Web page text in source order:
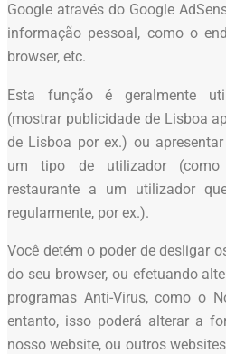
Google através do Google
informação pessoal, como o
browser, etc.
Esta função é geralmente
(mostrar publicidade de Lisboa
de Lisboa por ex.) ou
um tipo de utilizador (como
restaurante a um utilizador
regularmente, por ex.).
Você detém o poder de desligar
do seu browser, ou efetuando
programas Anti-Virus, como o
entanto, isso poderá alterar a
nosso website, ou outros